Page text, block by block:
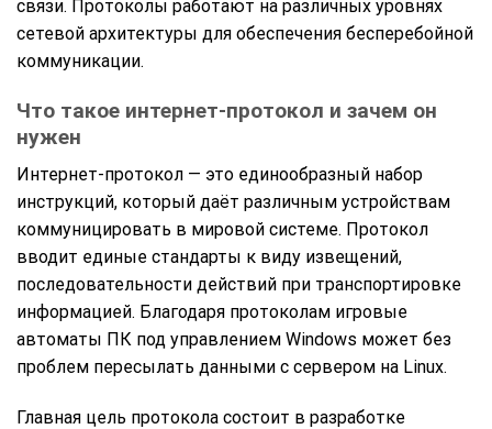
связи. Протоколы работают на различных уровнях
сетевой архитектуры для обеспечения бесперебойной
коммуникации.
Что такое интернет-протокол и зачем он
нужен
Интернет-протокол — это единообразный набор
инструкций, который даёт различным устройствам
коммуницировать в мировой системе. Протокол
вводит единые стандарты к виду извещений,
последовательности действий при транспортировке
информацией. Благодаря протоколам игровые
автоматы ПК под управлением Windows может без
проблем пересылать данными с сервером на Linux.
Главная цель протокола состоит в разработке